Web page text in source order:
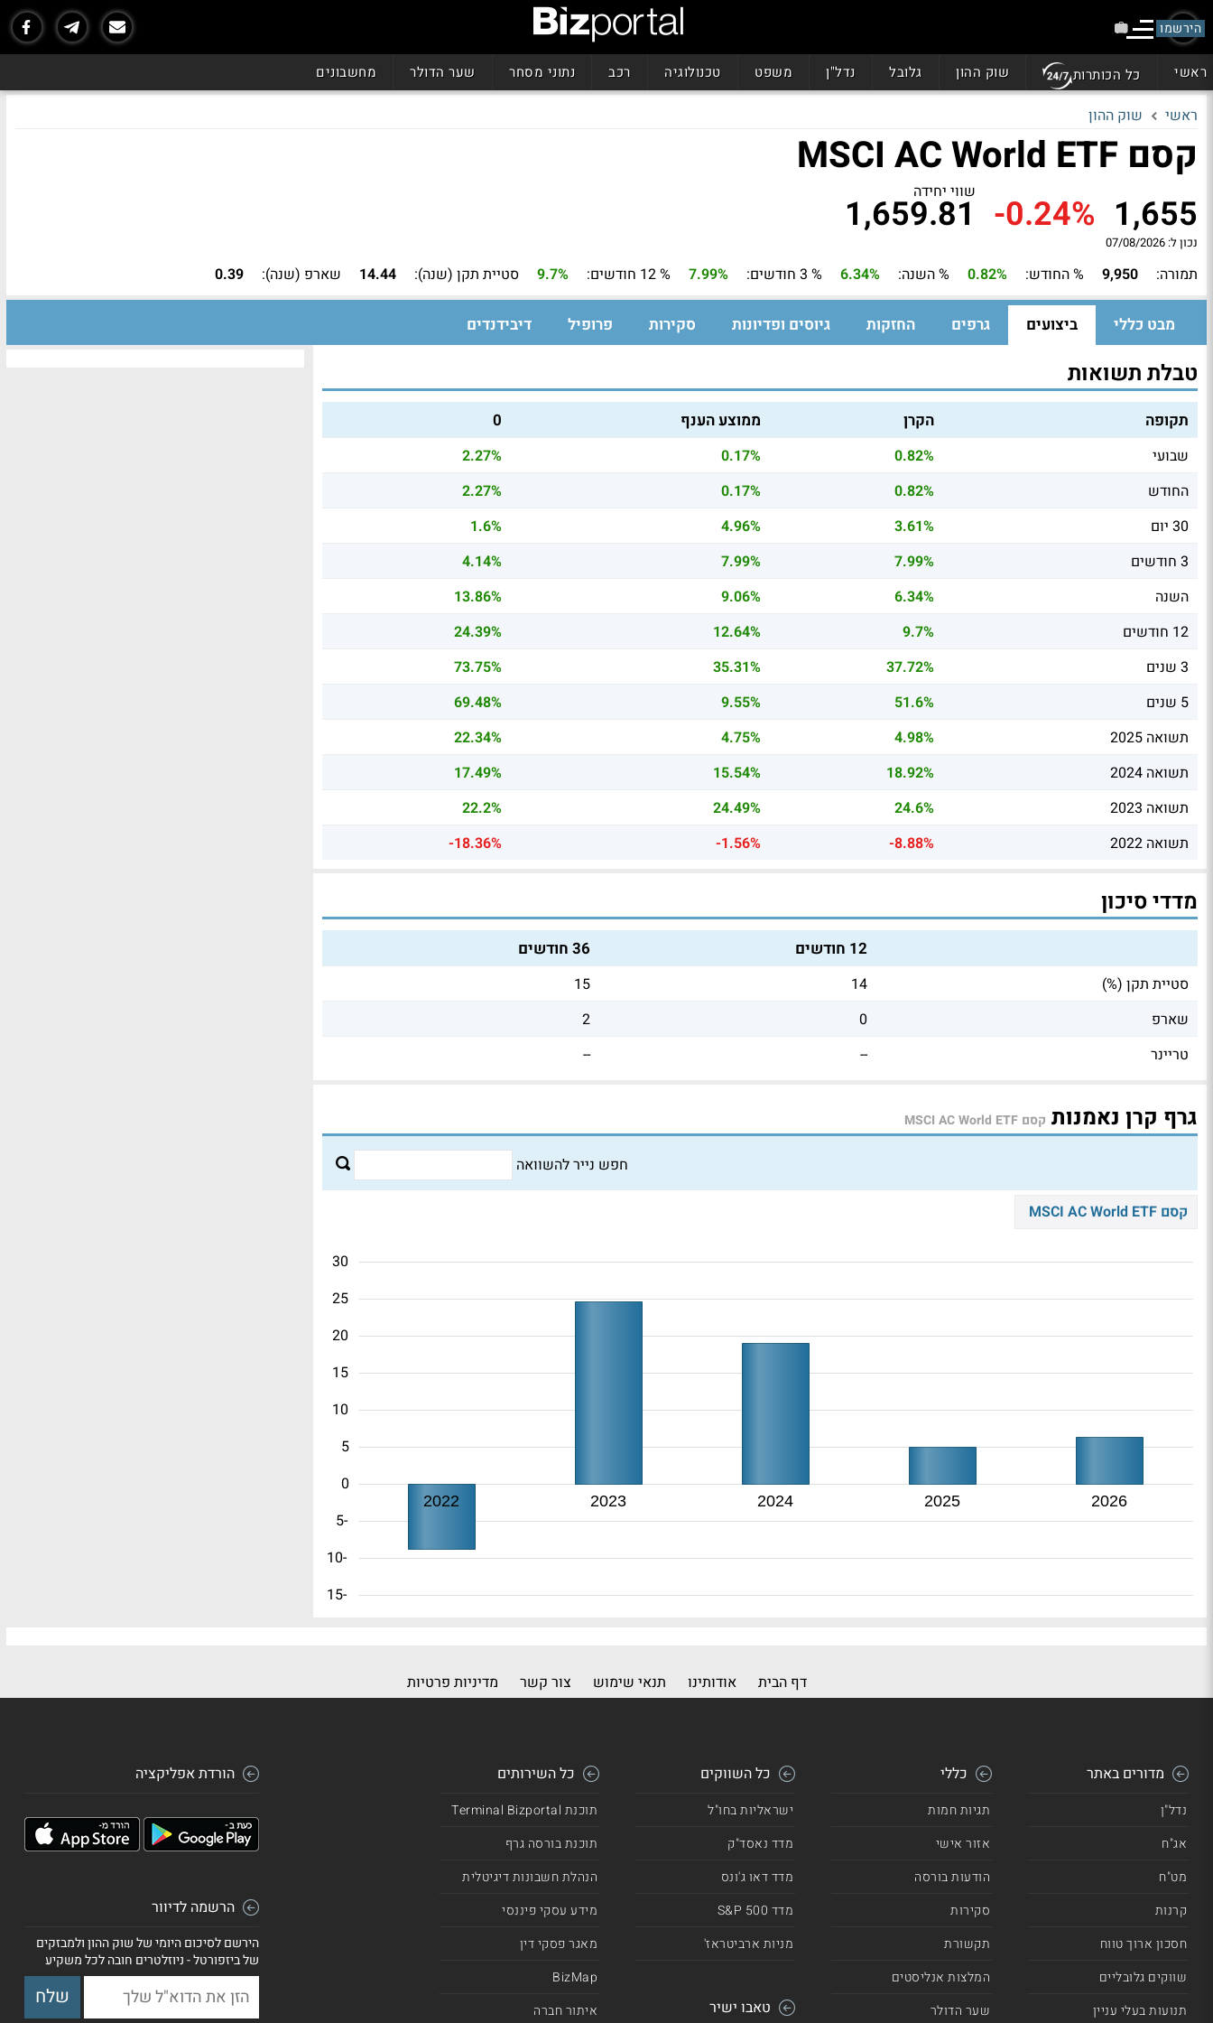
הירשמו
ראשי כל הכותרות שוק ההון גלובל נדל"ן משפט טכנולוגיה רכב נתוני מסחר שער הדולר מחשבונים
ראשי שוק ההון
קסם MSCI AC World ETF
1,655
-0.24% שווי יחידה
1,659.81
נכון ל: 07/08/2026
תמורה: 9,950 % החודש: 0.82% % השנה: 6.34% % 3 חודשים: 7.99% % 12 חודשים: 9.7% סטיית תקן (שנה): 14.44 שארפ (שנה): 0.39
מבט כללי ביצועים גרפים החזקות גיוסים ופדיונות סקירות פרופיל דיבידנדים
טבלת תשואות
תקופה הקרן ממוצע הענף 0
שבועי 0.82%
0.17%
2.27%
החודש
0.82%
0.17%
2.27%
30 יום
3.61%
4.96%
1.6%
3 חודשים
7.99%
7.99%
4.14%
השנה
6.34%
9.06%
13.86%
12 חודשים
9.7%
12.64%
24.39%
3 שנים
37.72%
35.31%
73.75%
5 שנים
51.6%
9.55%
69.48%
תשואה 2025
4.98%
4.75%
22.34%
תשואה 2024
18.92%
15.54%
17.49%
תשואה 2023
24.6%
24.49%
22.2%
תשואה 2022
-8.88%
-1.56%
-18.36%
מדדי סיכון
12 חודשים 36 חודשים
סטיית תקן (%) 14
15
שארפ
0
2
טריינר
--
--
גרף קרן נאמנות קסם MSCI AC World ETF
חפש נייר להשוואה
קסם MSCI AC World ETF
2022 2023 2024 2025 2026
-15
-10
-5
0
5
10
15
20
25
30
דף הבית אודותינו תנאי שימוש צור קשר מדיניות פרטיות
מדורים באתר
נדל"ן
אג"ח
מט"ח
קרנות
חסכון ארוך טווח
שווקים גלובליים
תנועות בעלי עניין
כללי
תגיות חמות
אזור אישי
הודעות בורסה
סקירות
תקשורת
המלצות אנליסטים
שער הדולר
כל השווקים
ישראליות בחו"ל
מדד נאסד"ק
מדד דאו ג'ונס
מדד 500 S&P
מניות ארביטראז'
טאבו ישיר
כל השירותים
תוכנת Terminal Bizportal
תוכנת בורסה גרף
הנהלת חשבונות דיגיטלית
מידע עסקי פיננסי
מאגר פסקי דין
BizMap
איתור חברה
הורדת אפליקציה
הרשמה לדיוור
הירשם לסיכום היומי של שוק ההון ולמבזקים
של ביזפורטל - ניוזלטרים חובה לכל משקיע